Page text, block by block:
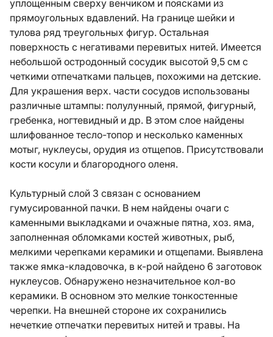
уплощенным сверху венчиком и поясками из
прямоугольных вдавлений. На границе шейки и
тулова ряд треугольных фигур. Остальная
поверхность с негативами перевитых нитей. Имеется
небольшой остродонный сосудик высотой 9,5 см с
четкими отпечатками пальцев, похожими на детские.
Для украшения верх. части сосудов использованы
различные штампы: полулунный, прямой, фигурный,
гребенка, ногтевидный и др. В этом слое найдены
шлифованное тесло-топор и несколько каменных
мотыг, нуклеусы, орудия из отщепов. Присутствовали
кости косули и благородного оленя.
Культурный слой 3 связан с основанием
гумусированной пачки. В нем найдены очаги с
каменными выкладками и очажные пятна, хоз. яма,
заполненная обломками костей животных, рыб,
мелкими черепками керамики и отщепами. Выявлена
также ямка-кладовочка, в к-рой найдено 6 заготовок
нуклеусов. Обнаружено незначительное кол-во
керамики. В основном это мелкие тонкостенные
черепки. На внешней стороне их сохранились
нечеткие отпечатки перевитых нитей и травы. На